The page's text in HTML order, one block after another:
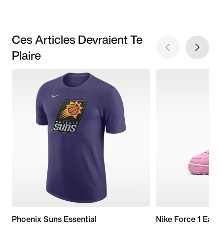
Ces Articles Devraient Te
Plaire
Phoenix Suns Essential
Nike Force 1